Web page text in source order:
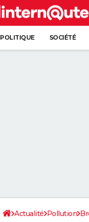
POLITIQUE SOCIÉTÉ
Actualité Pollution